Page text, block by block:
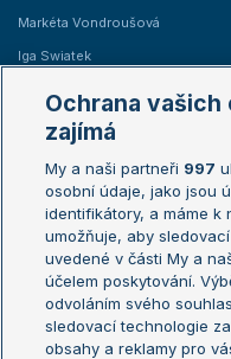
Markéta Vondroušová
Iga Swiatek
Žebříčky
Žebříček ATP (muži)
Žebříček WTA (ženy)
Sázkařský žebříček
Ochrana vašich
zajímá
My a naši partneři 997
osobní údaje, jako jsou
identifikátory, a máme k
umožňuje, aby
uvedené v části My a
účelem poskytování.
odvoláním svého
sledovací technologie
obsahy a reklamy pro